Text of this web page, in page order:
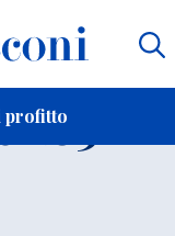
profitto
20311